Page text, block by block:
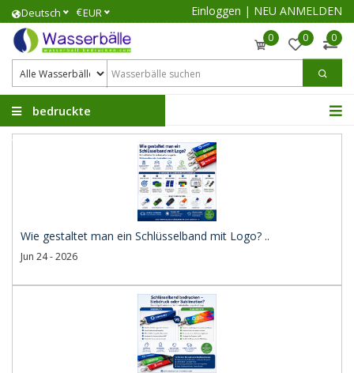
Deutsch €EUR Einloggen | NEU ANMELDEN
0 0 0
bedruckte
Wasserbälle
Wie gestaltet man ein Schlüsselband mit Logo? ..
Jun 24 - 2026